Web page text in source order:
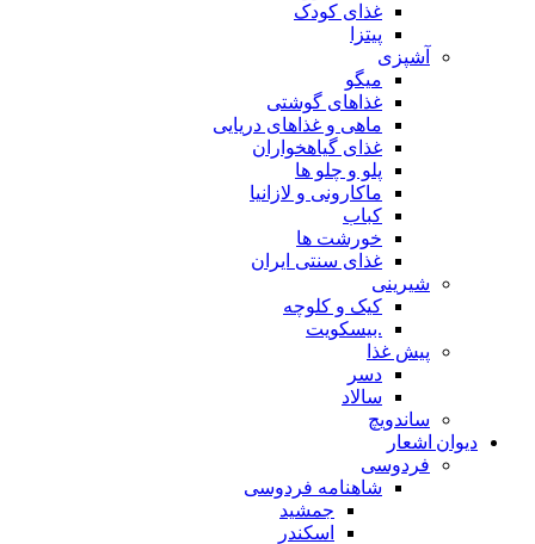
غذای کودک
پیتزا
آشپزی
میگو
غذاهای گوشتی
ماهی و غذاهای دریایی
غذای گیاهخواران
پلو و چلو ها
ماکارونی و لازانیا
کباب
خورشت ها
غذای سنتی ایران
شیرینی
کیک و کلوچه
.بیسکویت
پیش غذا
دسر
سالاد
ساندویچ
دیوان اشعار
فردوسی
شاهنامه فردوسی
جمشید
اسکندر